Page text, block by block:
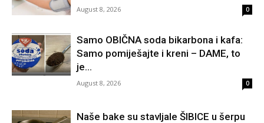
August 8, 2026 0
Samo OBIČNA soda bikarbona i kafa:
Samo pomiješajte i kreni – DAME, to
je...
August 8, 2026 0
Naše bake su stavljale ŠIBICE u šerpu